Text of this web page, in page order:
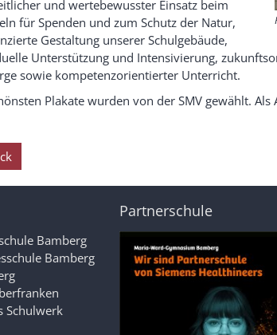
und wertebewusster Einsatz beim
für Spenden und zum Schutz der Natur,
Gestaltung unserer Schulgebäude,
Unterstützung und Intensivierung,
sowie kompetenzorientierter Unterricht.
Plakate wurden von der SMV gewählt. Als
Bamberg
Bamberg
Schulwerk
Partnerschule